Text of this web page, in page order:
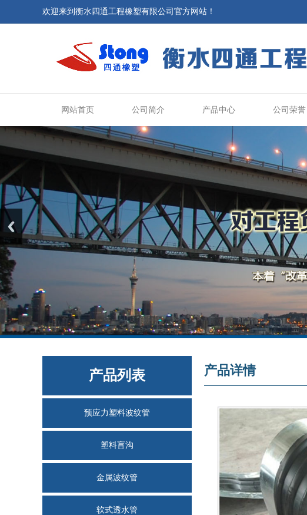
欢迎来到衡水四通工程橡塑有限公司官方网站！
网站首页 公司简介 产品中心 公司荣誉
产品列表
预应力塑料波纹管
塑料盲沟
金属波纹管
软式透水管
产品详情